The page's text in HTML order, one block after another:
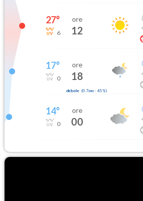
27°
6
ore
12
17°
0
ore
18
debole (0.7mm- 45 %)
14°
0
ore
00